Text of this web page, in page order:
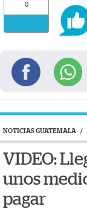
0
NOTICIAS GUATEMALA /
VIDEO:
unos
pagar